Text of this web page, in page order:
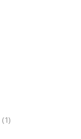
(1)